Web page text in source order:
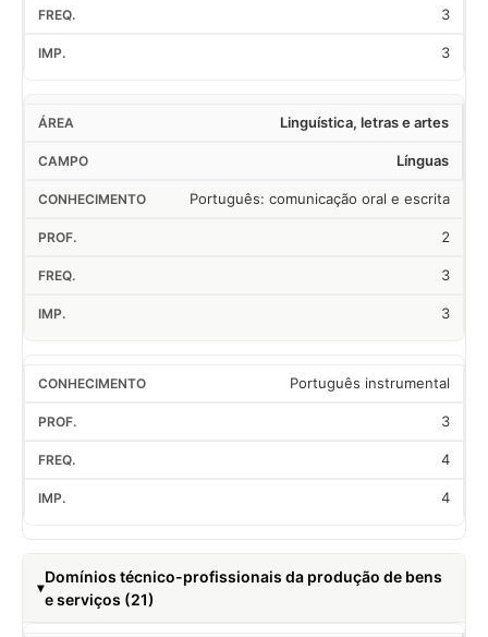
3
3
Linguística, letras e artes
Línguas
Português: comunicação oral e escrita
2
3
3
Português instrumental
3
4
4
Domínios técnico-profissionais da produção de bens
e serviços (21)